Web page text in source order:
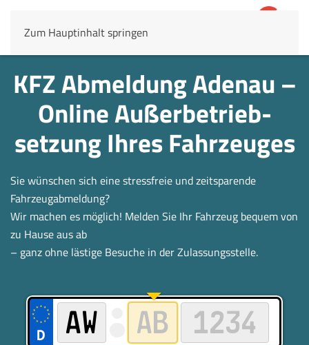
Zum Hauptinhalt springen
KFZ Abmeldung Adenau –
Online Außerbetrieb­
setzung Ihres Fahrzeuges
Sie wünschen sich eine stressfreie und zeitsparende
Fahrzeugabmeldung?
Wir machen es möglich! Melden Sie Ihr Fahrzeug bequem von
zu Hause aus ab
– ganz ohne lästige Besuche in der Zulassungsstelle.